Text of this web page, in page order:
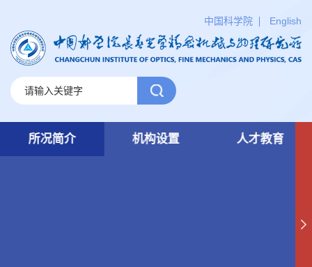
中国科学院 English
所况简介 机构设置 人才教育